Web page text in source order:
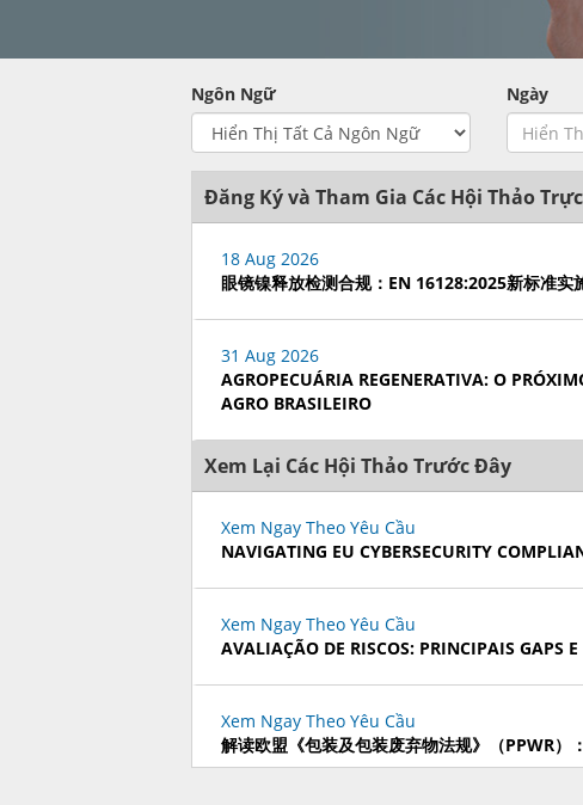
Ngôn Ngữ Ngày
Đăng Ký và Tham Gia Các Hội Thảo
18 Aug 2026
眼镜镍释放检测合规：EN 16128:2025新标准实
31 Aug 2026
AGROPECUÁRIA REGENERATIVA: O
AGRO BRASILEIRO
Xem Lại Các Hội Thảo Trước Đây
Xem Ngay Theo Yêu Cầu
NAVIGATING EU CYBERSECURITY
Xem Ngay Theo Yêu Cầu
AVALIAÇÃO DE RISCOS: PRINCIPAIS GAPS
Xem Ngay Theo Yêu Cầu
解读欧盟《包装及包装废弃物法规》（PPWR）